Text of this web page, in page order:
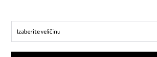
Izaberite veličinu